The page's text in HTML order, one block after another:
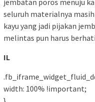
seluruh materialnya
kayu yang jadi pijakan
melintas pun harus
IL
width: 100% !important;